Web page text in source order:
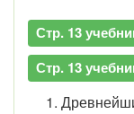
Стр. 13
Стр. 13
1.